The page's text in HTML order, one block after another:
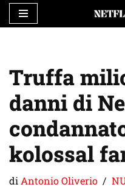
contenuto
Truffa
danni di
kolossal
di Antonio Oliverio